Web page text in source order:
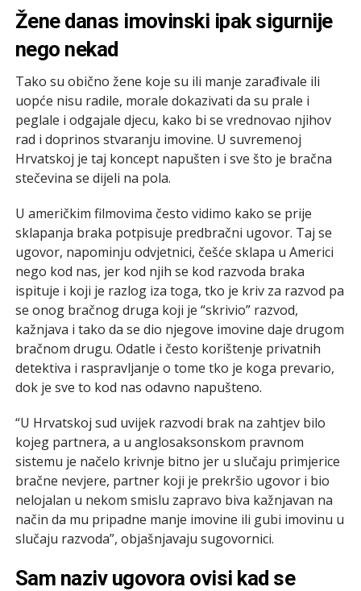
Žene danas imovinski ipak sigurnije
nego nekad
Tako su obično žene koje su ili manje zarađivale ili
uopće nisu radile, morale dokazivati da su prale i
peglale i odgajale djecu, kako bi se vrednovao njihov
rad i doprinos stvaranju imovine. U suvremenoj
Hrvatskoj je taj koncept napušten i sve što je bračna
stečevina se dijeli na pola.
U američkim filmovima često vidimo kako se prije
sklapanja braka potpisuje predbračni ugovor. Taj se
ugovor, napominju odvjetnici, češće sklapa u Americi
nego kod nas, jer kod njih se kod razvoda braka
ispituje i koji je razlog iza toga, tko je kriv za razvod pa
se onog bračnog druga koji je “skrivio” razvod,
kažnjava i tako da se dio njegove imovine daje drugom
bračnom drugu. Odatle i često korištenje privatnih
detektiva i raspravljanje o tome tko je koga prevario,
dok je sve to kod nas odavno napušteno.
“U Hrvatskoj sud uvijek razvodi brak na zahtjev bilo
kojeg partnera, a u anglosaksonskom pravnom
sistemu je načelo krivnje bitno jer u slučaju primjerice
bračne nevjere, partner koji je prekršio ugovor i bio
nelojalan u nekom smislu zapravo biva kažnjavan na
način da mu pripadne manje imovine ili gubi imovinu u
slučaju razvoda”, objašnjavaju sugovornici.
Sam naziv ugovora ovisi kad se